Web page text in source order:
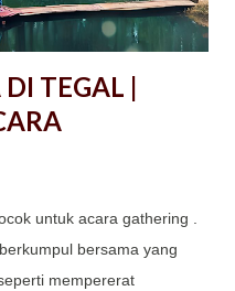
TEGAL |
untuk acara gathering .
bersama yang
mempererat